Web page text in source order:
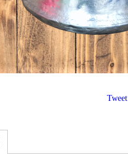
Tweet